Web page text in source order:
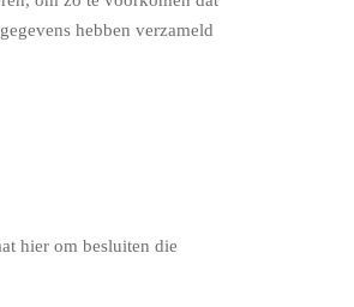
hebben verzameld
hier om besluiten die